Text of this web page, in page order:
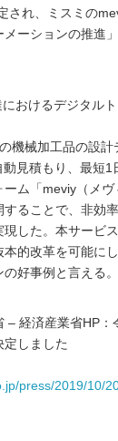
され、ミスミの
メーションの推進
おけるデジタル
機械加工品の設計
見積もり、最短1
ム「meviy（メ
ることで、非効
現した。本サービ
本的改革を可能に
好事例と言える。
経済産業省HP：
しました
press/2019/10/